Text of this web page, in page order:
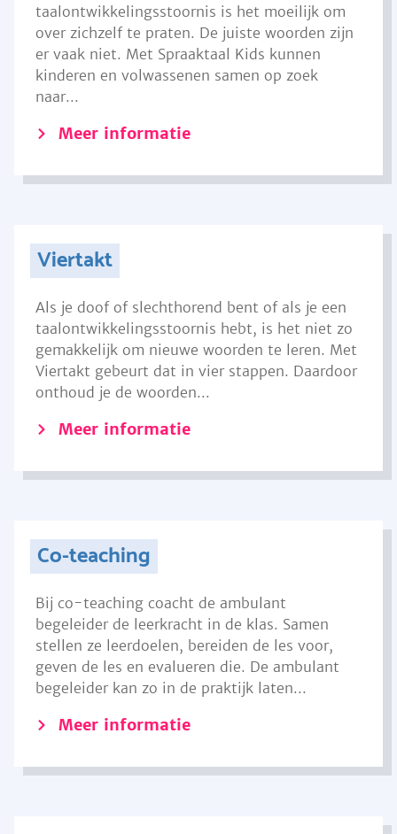
taalontwikkelingsstoornis is het moeilijk om
over zichzelf te praten. De juiste woorden zijn
er vaak niet. Met Spraaktaal Kids kunnen
kinderen en volwassenen samen op zoek
naar...
Meer informatie
Viertakt
Als je doof of slechthorend bent of als je een
taalontwikkelingsstoornis hebt, is het niet zo
gemakkelijk om nieuwe woorden te leren. Met
Viertakt gebeurt dat in vier stappen. Daardoor
onthoud je de woorden...
Meer informatie
Co-teaching
Bij co-teaching coacht de ambulant
begeleider de leerkracht in de klas. Samen
stellen ze leerdoelen, bereiden de les voor,
geven de les en evalueren die. De ambulant
begeleider kan zo in de praktijk laten...
Meer informatie